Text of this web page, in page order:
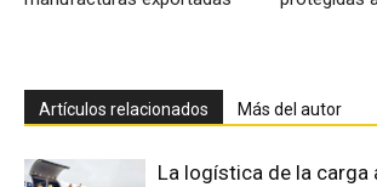
Artículos relacionados Más del autor
La logística de la carga